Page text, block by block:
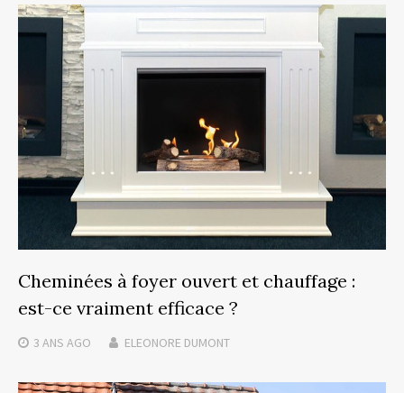
Cheminées à foyer ouvert et chauffage :
est-ce vraiment efficace ?
3 ANS AGO ELEONORE DUMONT